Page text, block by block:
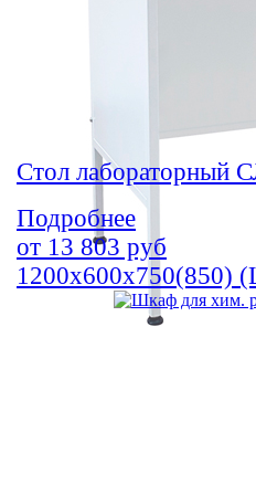
Стол лабораторный
Подробнее
от 13 803 руб
1200х600х750(850)